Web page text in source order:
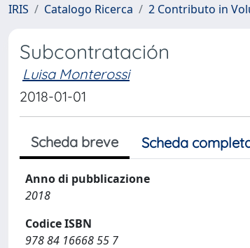
IRIS Catalogo Ricerca 2 Contributo in
Subcontratación
Luisa Monterossi
2018-01-01
Scheda breve Scheda
Anno di pubblicazione
2018
Codice ISBN
978 84 16668 55 7